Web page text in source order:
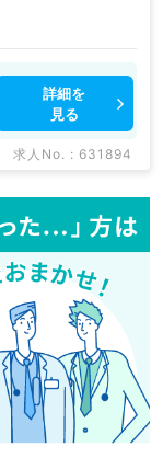
詳細を
見る
求人No. : 631894